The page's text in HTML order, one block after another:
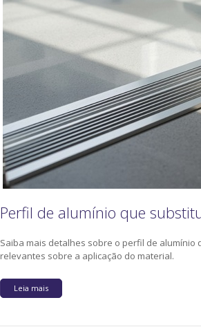
Perfil de alumínio que
Saiba mais detalhes sobre o perfil de
relevantes sobre a aplicação do material.
Leia mais